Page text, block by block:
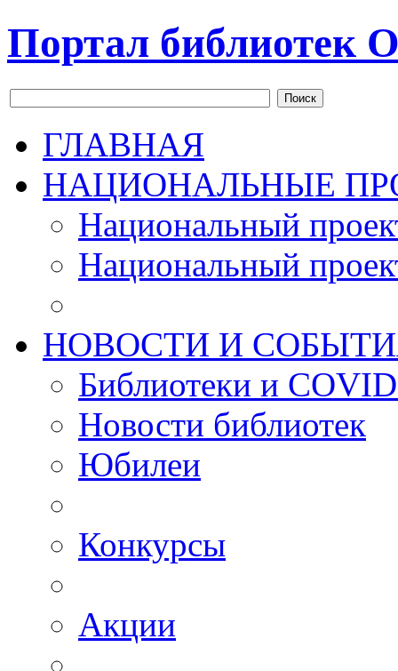
Портал библиотек
Поиск
ГЛАВНАЯ
НАЦИОНАЛЬНЫЕ
Национальный
Национальный
НОВОСТИ И
Библиотеки и
Новости библиотек
Юбилеи
Конкурсы
Акции